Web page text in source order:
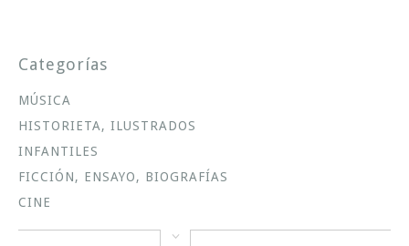
Categorías
MÚSICA
HISTORIETA, ILUSTRADOS
INFANTILES
FICCIÓN, ENSAYO, BIOGRAFÍAS
CINE